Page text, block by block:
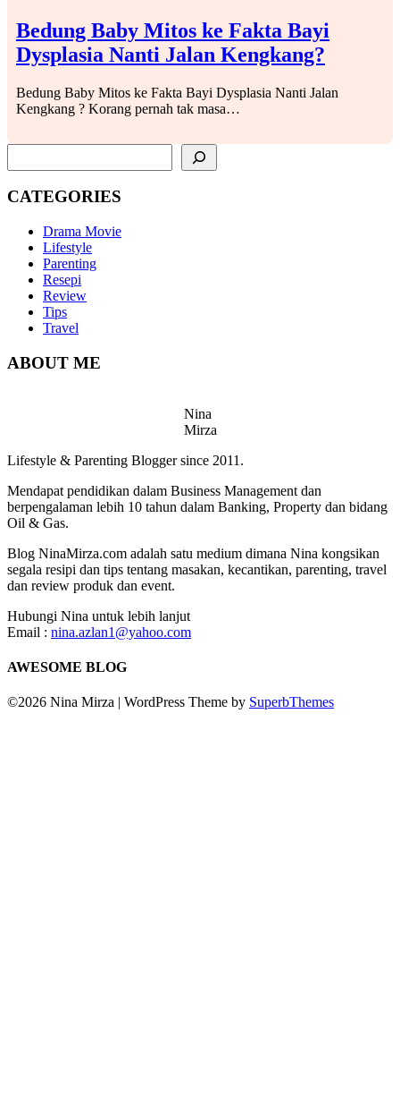
Bedung Baby Mitos ke Fakta Bayi
Dysplasia Nanti Jalan Kengkang?
Bedung Baby Mitos ke Fakta Bayi Dysplasia Nanti Jalan
Kengkang ? Korang pernah tak masa…
CATEGORIES
Drama Movie
Lifestyle
Parenting
Resepi
Review
Tips
Travel
ABOUT ME
Nina
Mirza
Lifestyle & Parenting Blogger since 2011.
Mendapat pendidikan dalam Business Management dan
berpengalaman lebih 10 tahun dalam Banking, Property dan bidang
Oil & Gas.
Blog NinaMirza.com adalah satu medium dimana Nina kongsikan
segala resipi dan tips tentang masakan, kecantikan, parenting, travel
dan review produk dan event.
Hubungi Nina untuk lebih lanjut
Email : nina.azlan1@yahoo.com
AWESOME BLOG
©2026 Nina Mirza | WordPress Theme by SuperbThemes